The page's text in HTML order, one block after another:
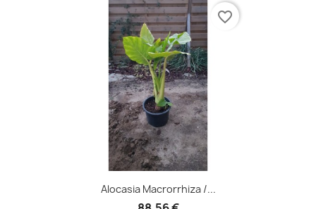
Alocasia Macrorrhiza /...
favorite_border